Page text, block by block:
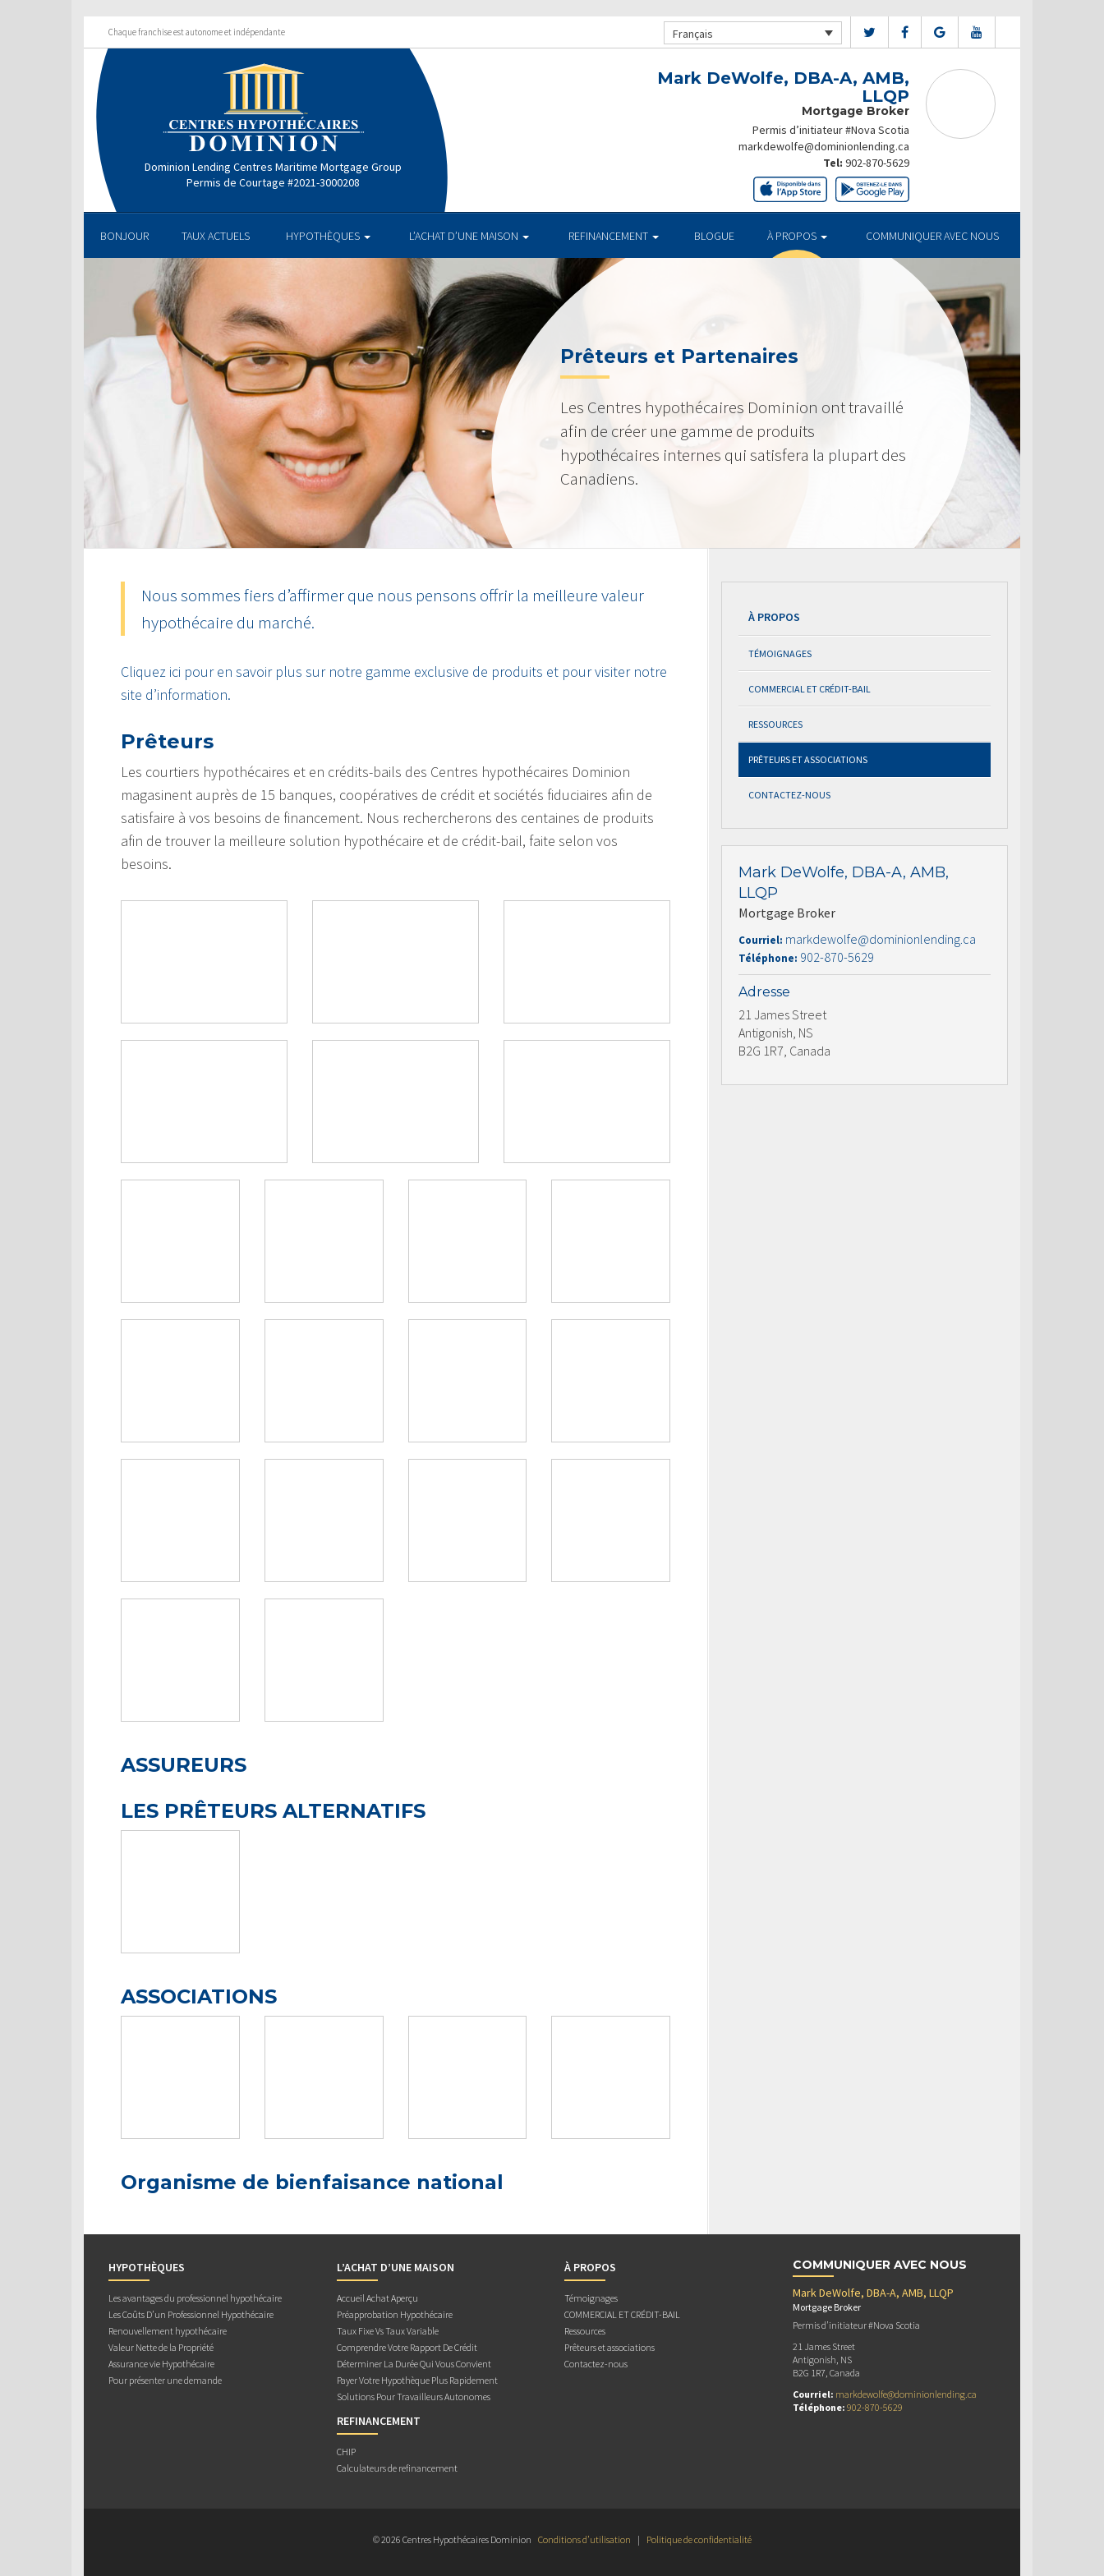
Chaque franchise est autonome et indépendante Français
Dominion Lending Centres Maritime Mortgage Group
Permis de Courtage #2021-3000208
Mark DeWolfe, DBA-A, AMB,
LLQP
Mortgage Broker
Permis d’initiateur #Nova Scotia
markdewolfe@dominionlending.ca
Tel: 902-870-5629
BONJOUR TAUX ACTUELS HYPOTHÈQUES L’ACHAT D’UNE MAISON REFINANCEMENT BLOGUE À PROPOS COMMUNIQUER AVEC NOUS
Prêteurs et Partenaires
Les Centres hypothécaires Dominion ont travaillé
afin de créer une gamme de produits
hypothécaires internes qui satisfera la plupart des
Canadiens.
Nous sommes fiers d’affirmer que nous pensons offrir la meilleure valeur
hypothécaire du marché.
Cliquez ici pour en savoir plus sur notre gamme exclusive de produits et pour visiter notre
site d’information.
Prêteurs
Les courtiers hypothécaires et en crédits-bails des Centres hypothécaires Dominion
magasinent auprès de 15 banques, coopératives de crédit et sociétés fiduciaires afin de
satisfaire à vos besoins de financement. Nous rechercherons des centaines de produits
afin de trouver la meilleure solution hypothécaire et de crédit-bail, faite selon vos
besoins.
ASSUREURS
LES PRÊTEURS ALTERNATIFS
ASSOCIATIONS
Organisme de bienfaisance national
À PROPOS
TÉMOIGNAGES
COMMERCIAL ET CRÉDIT-BAIL
RESSOURCES
PRÊTEURS ET ASSOCIATIONS
CONTACTEZ-NOUS
Mark DeWolfe, DBA-A, AMB,
LLQP
Mortgage Broker
Courriel: markdewolfe@dominionlending.ca
Téléphone: 902-870-5629
Adresse
21 James Street
Antigonish, NS
B2G 1R7, Canada
HYPOTHÈQUES
Les avantages du professionnel hypothécaire
Les Coûts D’un Professionnel Hypothécaire
Renouvellement hypothécaire
Valeur Nette de la Propriété
Assurance vie Hypothécaire
Pour présenter une demande
L’ACHAT D’UNE MAISON
Accueil Achat Aperçu
Préapprobation Hypothécaire
Taux Fixe Vs Taux Variable
Comprendre Votre Rapport De Crédit
Déterminer La Durée Qui Vous Convient
Payer Votre Hypothèque Plus Rapidement
Solutions Pour Travailleurs Autonomes
REFINANCEMENT
CHIP
Calculateurs de refinancement
À PROPOS
Témoignages
COMMERCIAL ET CRÉDIT-BAIL
Ressources
Prêteurs et associations
Contactez-nous
COMMUNIQUER AVEC NOUS
Mark DeWolfe, DBA-A, AMB, LLQP
Mortgage Broker
Permis d’initiateur #Nova Scotia
21 James Street
Antigonish, NS
B2G 1R7, Canada
Courriel: markdewolfe@dominionlending.ca
Téléphone: 902-870-5629
© 2026 Centres Hypothécaires Dominion Conditions d’utilisation | Politique de confidentialité